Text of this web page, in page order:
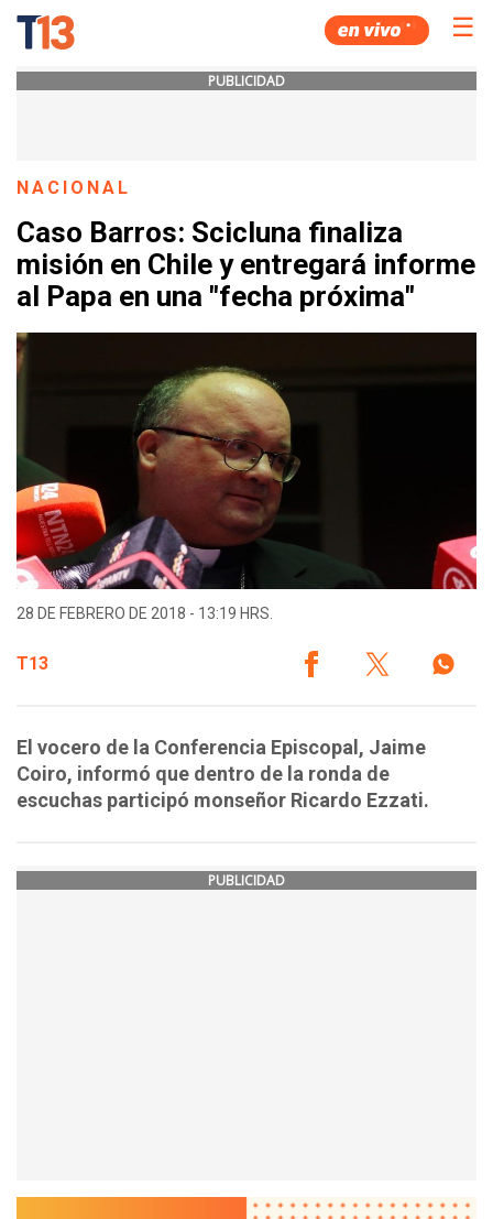
☰
PUBLICIDAD
NACIONAL
Caso Barros: Scicluna finaliza
misión en Chile y entregará informe
al Papa en una "fecha próxima"
28 DE FEBRERO DE 2018 - 13:19 HRS.
T13
El vocero de la Conferencia Episcopal, Jaime
Coiro, informó que dentro de la ronda de
escuchas participó monseñor Ricardo Ezzati.
PUBLICIDAD